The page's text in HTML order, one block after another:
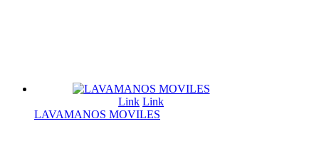
Link Link
LAVAMANOS MOVILES